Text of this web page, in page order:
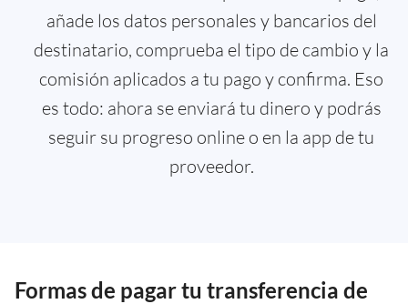
añade los datos personales y bancarios del
destinatario, comprueba el tipo de cambio y la
comisión aplicados a tu pago y confirma. Eso
es todo: ahora se enviará tu dinero y podrás
seguir su progreso online o en la app de tu
proveedor.
Formas de pagar tu transferencia de